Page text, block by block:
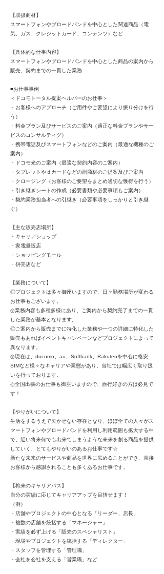
【取扱商材】
スマートフォンやブロードバンドを中心とした関連商品（電
気、ガス、クレジットカード、コンテンツ）など
【具体的な仕事内容】
スマートフォンやブロードバンドを中心とした商品の案内から
販売、契約までの一貫した業務
■お仕事事例
＜ドコモトータル提案ヘルパーのお仕事＞
・お客様へのアプローチ（ご用件やご要望により振り分けを行
う）
・料金プラン及びサービスのご案内（適正な料金プランやサー
ビスのコンサルティグ）
・携帯電話及びスマートフォンなどのご案内（最適な機種のご
案内）
・ドコモ光のご案内（最適な契約内容のご案内）
・タブレットやｄカードなどの副商材のご提案及びご案内
・クロージング（お客様のご要望をまとめ適切な獲得を行う）
・引き継ぎシートの作成（必要書類や必要事項もご案内）
・契約業務担当者への引継ぎ（必要事項をしっかりと引き継
ぐ）
【主な販売店場所】
・キャリアショップ
・家電量販店
・ショッピングモール
・併売店など
【業務について】
◎プロジェクトは多々御座いますので、日々勤務場所が変わる
お仕事もございます。
◎業務内容も多種多様にあり、ご案内から契約完了までの一貫
した業務が基本となります。
◎ご案内から販売までに特化した業務や一つの詳細に特化した
販売もあればイベントキャンペーンなどプロジェクトによって
異なります。
◎現在は、docomo、au、Softbank、Rakutenを中心に格安
SIMなど様々なキャリアや業態があり、当社では幅広く取り扱
いを行っております。
◎全国出張のお仕事も御座いますので、旅行好きの方は必見で
す！
【やりがいについて】
生活をするうえで欠かせない存在となり、ほぼ全ての人々がス
マートフォンやブロードバンドを利用し利用範囲も拡大する中
で、近い将来何でも出来てしまうような未来を創る商品を提供
していく、とてもやりがいのあるお仕事です☆
新たな未来のサービスや商品を世界に広めることができ、直接
お客様から感謝されることも多くあるお仕事です。
【将来のキャリアパス】
自分の実績に応じてキャリアアップを目指せます！
（例）
・店舗やプロジェクトの中心となる「リーダー、店長」
・複数の店舗を統括する「マネージャー」
・実績を必ず上げる「販売のスペシャリスト」
・現場やプロジェクトを統括する「ディレクター」
・スタッフを管理する「管理職」
・会社を会社を支える「営業職」など